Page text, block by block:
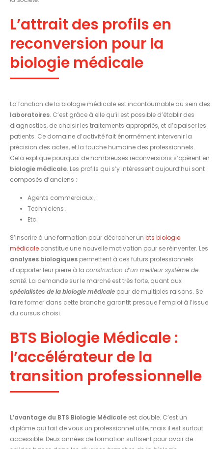
L’attrait des profils en
reconversion pour la
biologie médicale
La fonction de la biologie médicale est incontournable au sein des
laboratoires. C’est grâce à elle qu’il est possible d’établir des
diagnostics, de choisir les traitements appropriés, et d’apaiser les
patients. Ce domaine d’activité fait énormément intervenir la
précision des actes, et la touche humaine des professionnels.
Cela explique pourquoi de nombreuses reconversions s’opèrent en
biologie médicale. Les profils qui s’y intéressent aujourd’hui sont
composés d’anciens :
Agents commerciaux ;
Techniciens ;
Etc.
S’inscrire à une formation pour décrocher un bts biologie
médicale constitue une nouvelle motivation pour se réinventer. Les
analyses biologiques permettent à ces futurs professionnels
d’apporter leur pierre à la construction d’un meilleur système de
santé. La demande sur le marché est très forte, quant aux
spécialistes de la biologie médicale pour de multiples raisons. Se
faire former dans cette branche garantit presque l’emploi à l’issue
du cursus choisi.
BTS Biologie Médicale :
l’accélérateur de la
transition professionnelle
L’avantage du BTS Biologie Médicale est double. C’est un
diplôme qui fait de vous un professionnel utile, mais il est surtout
accessible. Deux années de formation suffisent pour avoir de